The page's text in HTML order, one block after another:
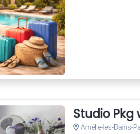
Studio Pkg
Amélie-les-Bains-